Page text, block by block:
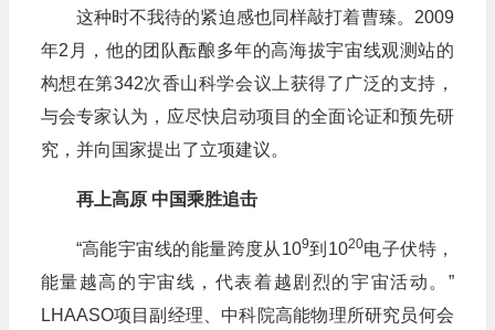
这种时不我待的紧迫感也同样敲打着曹臻。2009
年2月，他的团队酝酿多年的高海拔宇宙线观测站的
构想在第342次香山科学会议上获得了广泛的支持，
与会专家认为，应尽快启动项目的全面论证和预先研
究，并向国家提出了立项建议。
再上高原 中国乘胜追击
“高能宇宙线的能量跨度从109到1020电子伏特，
能量越高的宇宙线，代表着越剧烈的宇宙活动。”
LHAASO项目副经理、中科院高能物理所研究员何会